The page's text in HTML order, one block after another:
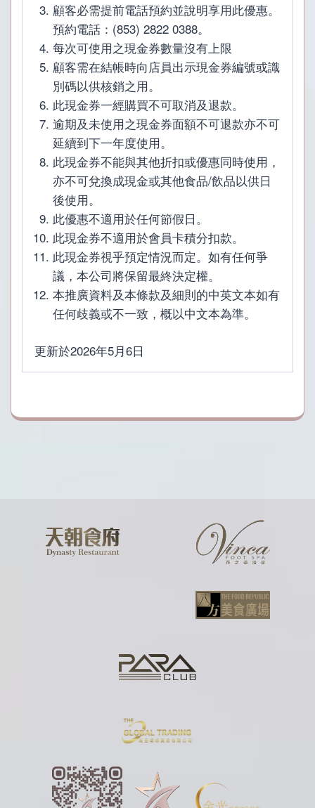
顧客必需提前電話預約並說明享用此優惠。
預約電話：(853) 2822 0388。
每次可使用之現金券數量沒有上限
顧客需在結帳時向店員出示現金券編號或識
別碼以供核銷之用。
此現金券一經購買不可取消及退款。
逾期及未使用之現金券面額不可退款亦不可
延續到下一年度使用。
此現金券不能與其他折扣或優惠同時使用，
亦不可兌換成現金或其他食品/飲品以供日
後使用。
此優惠不適用於任何節假日。
此現金券不適用於會員卡積分扣款。
此現金券視乎預定情況而定。如有任何爭
議，本公司將保留最終決定權。
本推廣資料及本條款及細則的中英文本如有
任何歧義或不一致，概以中文本為準。
更新於2026年5月6日